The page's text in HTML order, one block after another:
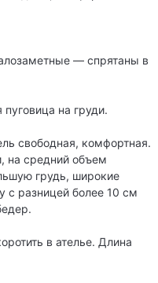
— спрятаны в
на груди.
свободная, комфортная.
на средний объем
грудь, широкие
с разницей более 10 см
в ателье. Длина